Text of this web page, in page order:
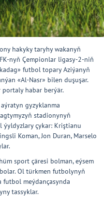
hakyky taryhy wakanyň
nyň Çempionlar ligasy-2-niň
futbol topary Aziýanyň
«Al-Nasr» bilen duşuşar.
habar berýär.
gyzyklanma
stadionynyň
ýyldyzlary çykar: Kriştianu
Koman, Jon Duran, Marselo
sport çäresi bolman, eýsem
Ol türkmen futbolynyň
futbol meýdançasynda
tassyklar.